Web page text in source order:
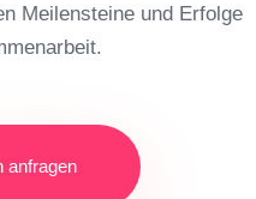
Meilensteine und Erfolge
anfragen